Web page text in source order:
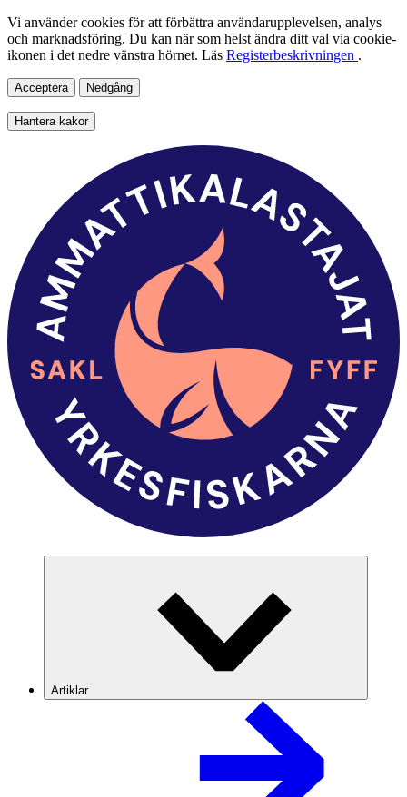
Vi använder cookies för att förbättra användarupplevelsen, analys
och marknadsföring. Du kan när som helst ändra ditt val via cookie-
ikonen i det nedre vänstra hörnet. Läs Registerbeskrivningen .
Acceptera Nedgång
Hantera kakor
Artiklar